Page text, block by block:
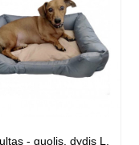
- guolis, dydis L,